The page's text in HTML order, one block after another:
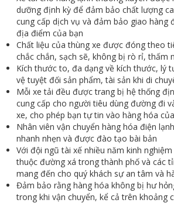
dưỡng định kỳ để đảm bảo chất lượng
cung cấp dịch vụ và đảm bảo giao hàng
địa điểm của bạn
Chất liệu của thùng xe được đóng theo
chắc chắn, sạch sẽ, không bị rò rỉ, thấm
Kích thước to, đa dạng về kích thước, lý
vệ tuyệt đối sản phẩm, tài sản khi di
Mỗi xe tải đều được trang bị hệ thống
cung cấp cho người tiêu dùng đường đi
xe, cho phép bạn tự tin vào hàng hóa
Nhân viên vận chuyển hàng hóa điện
nhanh nhẹn và được đào tạo bài bản
Với đội ngũ tài xế nhiều năm kinh
thuộc đường xá trong thành phố và các
mang đến cho quý khách sự an tâm và
Đảm bảo rằng hàng hóa không bị hư
trong khi vận chuyển, kể cả trên khoảng